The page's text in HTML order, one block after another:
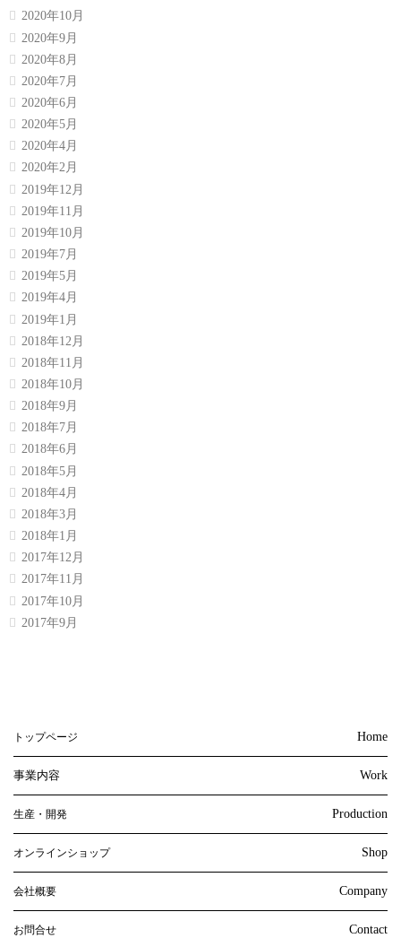
2020年10月
2020年9月
2020年8月
2020年7月
2020年6月
2020年5月
2020年4月
2020年2月
2019年12月
2019年11月
2019年10月
2019年7月
2019年5月
2019年4月
2019年1月
2018年12月
2018年11月
2018年10月
2018年9月
2018年7月
2018年6月
2018年5月
2018年4月
2018年3月
2018年1月
2017年12月
2017年11月
2017年10月
2017年9月
トップページ Home
事業内容 Work
生産・開発 Production
オンラインショップ Shop
会社概要 Company
お問合せ Contact